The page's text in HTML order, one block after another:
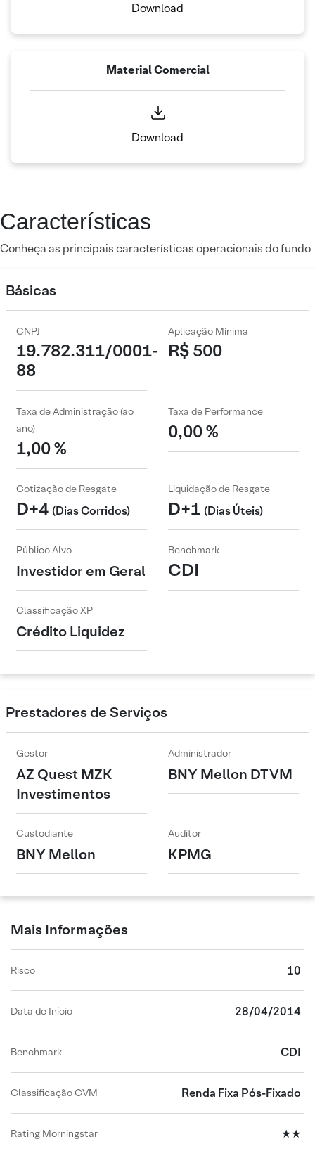
Download
Material Comercial
Download
Características
Conheça as principais características operacionais do fundo
Básicas
CNPJ
19.782.311/0001-
88
Aplicação Mínima
R$ 500
Taxa de Administração (ao
ano)
1,00 %
Taxa de Performance
0,00 %
Cotização de Resgate
D+4 (Dias Corridos)
Liquidação de Resgate
D+1 (Dias Úteis)
Público Alvo
Investidor em Geral
Benchmark
CDI
Classificação XP
Crédito Liquidez
Prestadores de Serviços
Gestor
AZ Quest MZK
Investimentos
Administrador
BNY Mellon DTVM
Custodiante
BNY Mellon
Auditor
KPMG
Mais Informações
Risco 10
Data de Início 28/04/2014
Benchmark CDI
Classificação CVM Renda Fixa Pós-Fixado
Rating Morningstar ★★